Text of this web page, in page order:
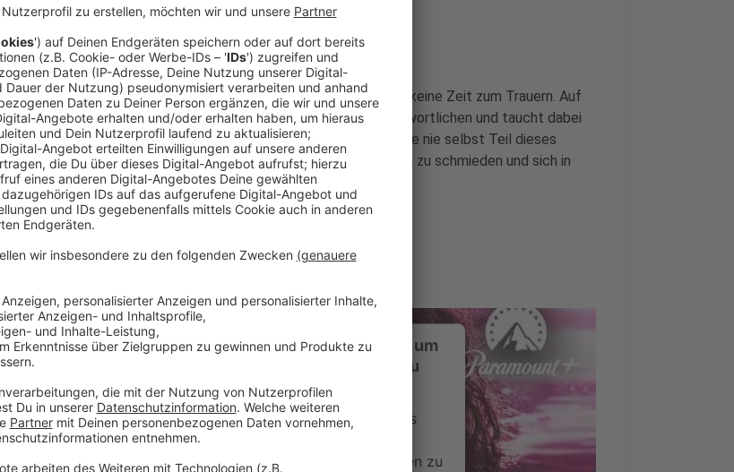
Getrieben von Schmerz und dem Wunsch nach Rache bleibt Etta keine Zeit zum Trauern. Auf
sich allein gestellt macht sie sich auf die Suche nach den Verantwortlichen und taucht dabei
immer tiefer in die gefährliche Unterwelt von Miami ein. Obwohl sie nie selbst Teil dieses
Lebens sein wollte, zwingt die Situation sie dazu, eigene Allianzen zu schmieden und sich in
einem gnadenlosen Machtkampf zu behaupten.
Streaming-Dienst: Paramount+
Anzeige
Wir benötigen Ihre Zustimmung, um
den YouTube Video-Service zu
laden!
Wir verwenden einen Service eines
Drittanbieters, um Videoinhalte
einzubetten. Dieser Service kann Daten zu